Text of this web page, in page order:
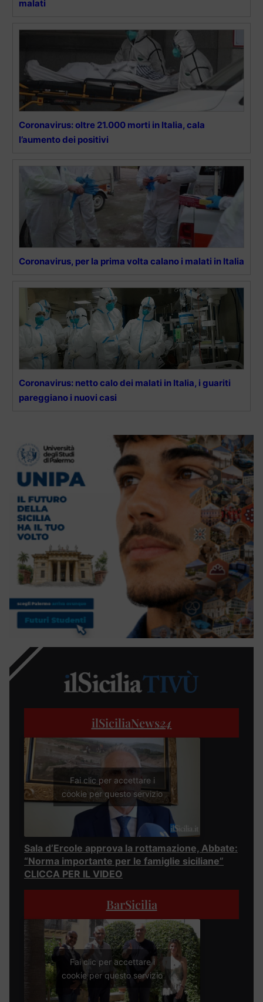
malati
Coronavirus: oltre 21.000 morti in Italia, cala
l’aumento dei positivi
Coronavirus, per la prima volta calano i malati in Italia
Coronavirus: netto calo dei malati in Italia, i guariti
pareggiano i nuovi casi
ilSiciliaNews24
Fai clic per accettare i
cookie per questo servizio
Sala d’Ercole approva la rottamazione, Abbate:
“Norma importante per le famiglie siciliane”
CLICCA PER IL VIDEO
BarSicilia
Fai clic per accettare i
cookie per questo servizio